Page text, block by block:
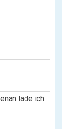
lade ich